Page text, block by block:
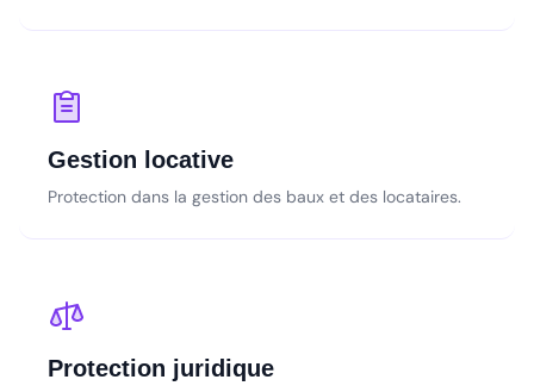
Gestion locative
Protection dans la gestion des baux et des locataires.
Protection juridique